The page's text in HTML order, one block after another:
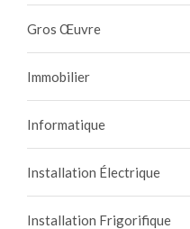
Gros Œuvre
Immobilier
Informatique
Installation Électrique
Installation Frigorifique